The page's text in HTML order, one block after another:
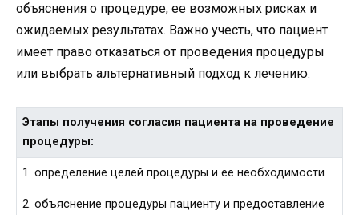
объяснения о процедуре, ее возможных рисках и
ожидаемых результатах. Важно учесть, что пациент
имеет право отказаться от проведения процедуры
или выбрать альтернативный подход к лечению.
Этапы получения согласия пациента на проведение
процедуры:
1. определение целей процедуры и ее необходимости
2. объяснение процедуры пациенту и предоставление